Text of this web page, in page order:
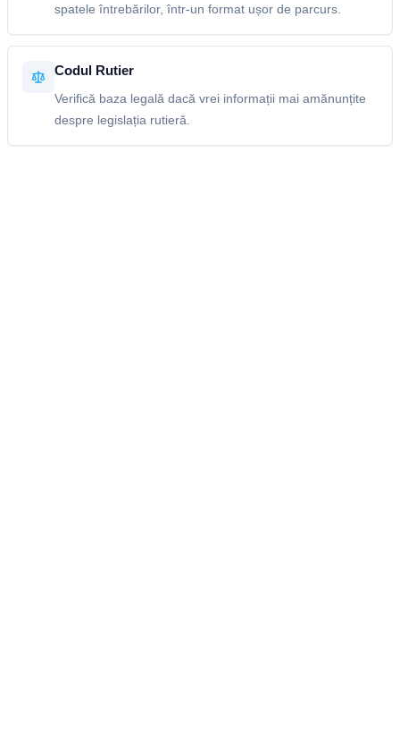
spatele întrebărilor, într-un format ușor de parcurs.
Codul Rutier
Verifică baza legală dacă vrei informații mai amănunțite
despre legislația rutieră.